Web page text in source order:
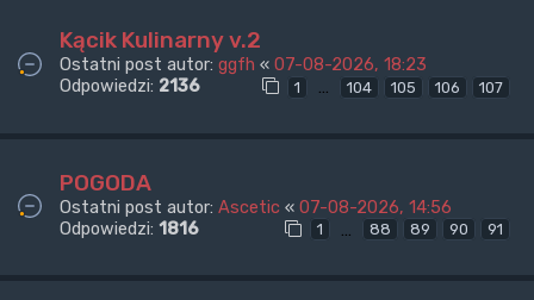
Kącik Kulinarny v.2
Ostatni post autor: ggfh « 07-08-2026, 18:23
Odpowiedzi: 2136 1 … 104 105 106 107
POGODA
Ostatni post autor: Ascetic « 07-08-2026, 14:56
Odpowiedzi: 1816 1 … 88 89 90 91